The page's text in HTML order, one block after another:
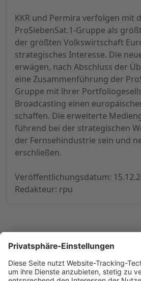
KKR und Permira verfolgen mit
ProSiebenSat.1-Gruppe als
der größten Volkswirtschaft
strategisches Interesse. Die
erwägen, nach Abschluss der
eine Zusammenführung der
Gruppe mit ihrer
Broadcasting einen
schaffen. Die erweiterte
führend bei der strategischen
der Fernsehindustrie sein und
erschließen.
Veröffentlichungsdatum:
Redakteur: rpu
© 1998-2026by GSC Research
Datenschutz